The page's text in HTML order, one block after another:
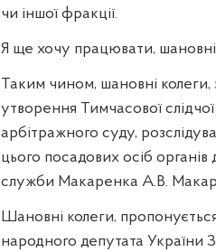
чи іншої фракції.
Я ще хочу працювати, шановні
Таким чином, шановні
утворення Тимчасової
арбітражного суду,
цього посадових осіб
служби Макаренка А.В.
Шановні колеги,
народного депутата України